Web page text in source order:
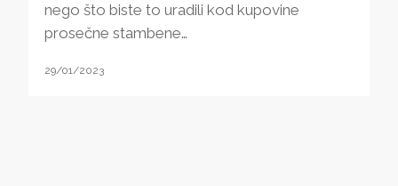
nego što biste to uradili kod kupovine
prosečne stambene…
29/01/2023